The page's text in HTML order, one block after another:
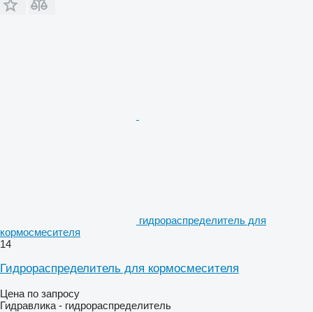
гидрораспределитель для
кормосмесителя
14
Гидрораспределитель для кормосмесителя
Цена по запросу
Гидравлика - гидрораспределитель